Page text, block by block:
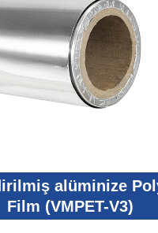
alüminize
Film (VMPET-V3)